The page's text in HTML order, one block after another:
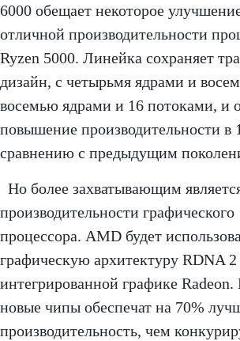
6000 обещает некоторое
отличной производительности
Ryzen 5000. Линейка сохраняет
дизайн, с четырьмя ядрами и
восемью ядрами и 16 потоками, и
повышение производительности в
сравнению с предыдущим
Но более захватывающим
производительности графического
процессора. AMD будет
графическую архитектуру RDNA 2
интегрированной графике
новые чипы обеспечат на 70%
производительность, чем